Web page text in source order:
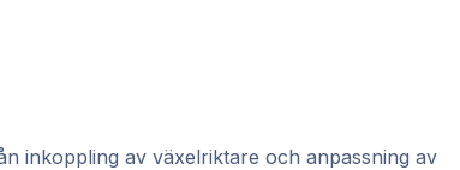
inkoppling av växelriktare och anpassning av